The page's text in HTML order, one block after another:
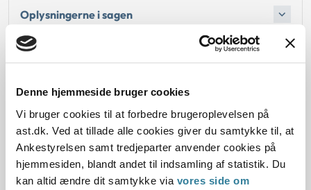
Denne hjemmeside bruger cookies
Vi bruger cookies til at forbedre brugeroplevelsen på
ast.dk. Ved at tillade alle cookies giver du samtykke til, at
Ankestyrelsen samt tredjeparter anvender cookies på
hjemmesiden, blandt andet til indsamling af statistik. Du
kan altid ændre dit samtykke via vores side om
Oplysningerne i sagen
Dato for underskrift
31.03.2010
Offentliggørelsesdato
10.07.2013